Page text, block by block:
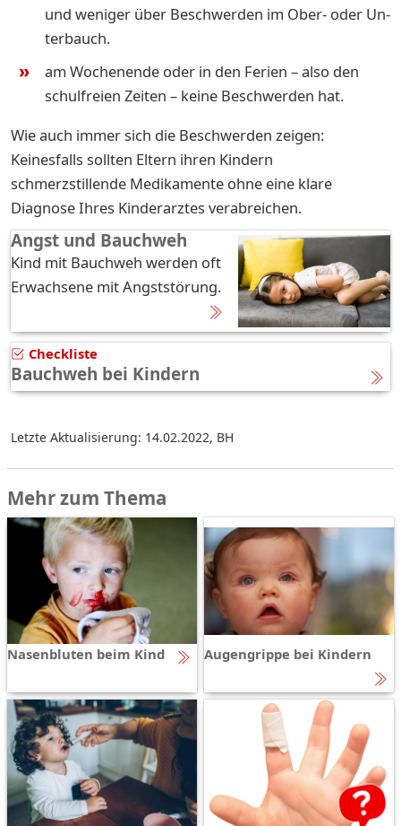
und we­ni­ger über Be­schwer­den im Ober- oder Un­
ter­bauch.
am Wo­chen­en­de oder in den Fe­ri­en – also den
schulfreien Zeiten – keine Be­schwer­den hat.
Wie auch immer sich die Beschwerden zeigen:
Keinesfalls sollten Eltern ihren Kindern
schmerzstillende Medikamente ohne eine klare
Diagnose Ihres Kinderarztes verabreichen.
Angst und Bauchweh
Kind mit Bauchweh werden oft
Erwachsene mit Angststörung.
Checkliste
Bauchweh bei Kindern
Letzte Aktualisierung: 14.02.2022, BH
Mehr zum Thema
Nasenbluten beim Kind Augengrippe bei Kindern